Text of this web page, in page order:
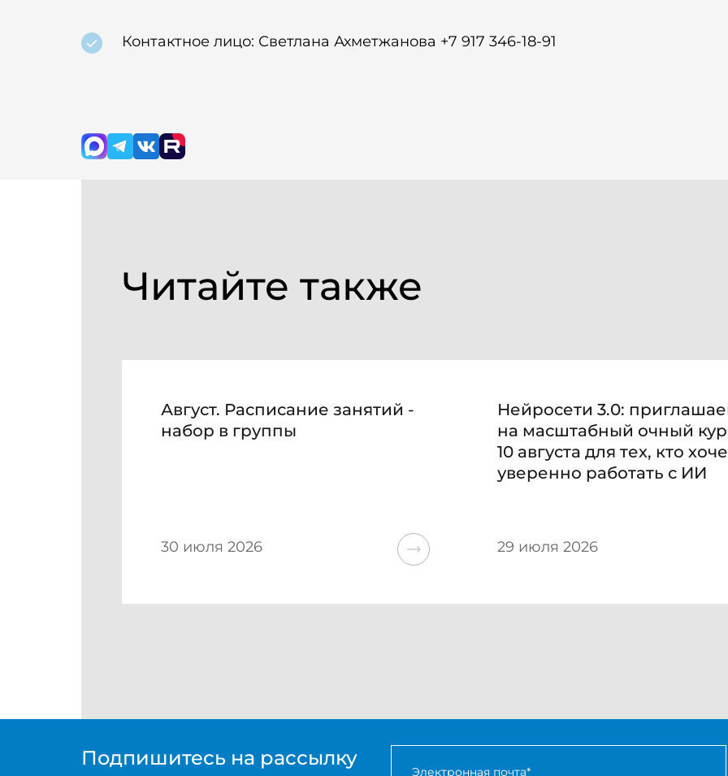
Контактное лицо: Светлана Ахметжанова +7 917 346-18-91
Читайте также
Август. Расписание занятий -
набор в группы
30 июля 2026
Нейросети 3.0:
на масштабный очный
10 августа для тех, кто
уверенно работать с ИИ
29 июля 2026
Подпишитесь на рассылку